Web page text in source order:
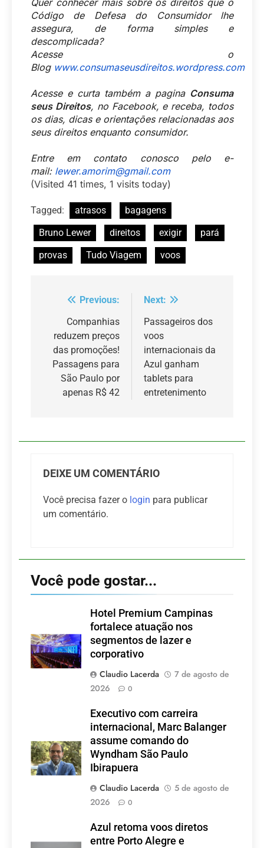
Quer conhecer mais sobre os direitos que o
Código de Defesa do Consumidor lhe
assegura, de forma simples e
descomplicada?
Acesse o
Blog www.consumaseusdireitos.wordpress.com
Acesse e curta também a pagina Consuma
seus Direitos, no Facebook, e receba, todos
os dias, dicas e orientações relacionadas aos
seus direitos enquanto consumidor.
Entre em contato conosco pelo e-
mail: lewer.amorim@gmail.com
(Visited 41 times, 1 visits today)
Tagged: atrasos
bagagens
Bruno Lewer
direitos exigir
pará
provas
Tudo Viagem voos
Navegação
Post
Previous:
Companhias
reduzem preços
das promoções!
Passagens para
São Paulo por
apenas R$ 42
Next:
Passageiros dos
voos
internacionais da
Azul ganham
tablets para
entretenimento
DEIXE UM COMENTÁRIO
Você precisa fazer o login para publicar
um comentário.
Você pode gostar...
Hotel Premium Campinas
fortalece atuação nos
segmentos de lazer e
corporativo
Claudio Lacerda
7 de agosto de
2026
0
Executivo com carreira
internacional, Marc Balanger
assume comando do
Wyndham São Paulo
Ibirapuera
Claudio Lacerda
5 de agosto de
2026
0
Azul retoma voos diretos
entre Porto Alegre e